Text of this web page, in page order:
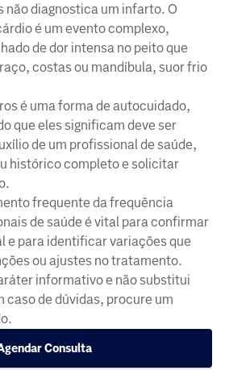
diagnostica um infarto. O
é um evento complexo,
de dor intensa no peito que
costas ou mandíbula, suor frio
é uma forma de autocuidado,
que eles significam deve ser
de um profissional de saúde,
histórico completo e solicitar
frequente da frequência
de saúde é vital para confirmar
e para identificar variações que
ou ajustes no tratamento.
informativo e não substitui
caso de dúvidas, procure um
Consulta